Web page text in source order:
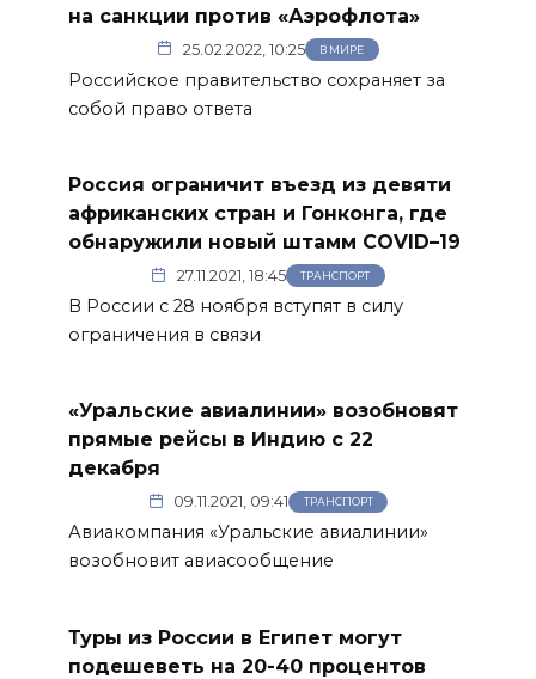
на санкции против «Аэрофлота»
25.02.2022, 10:25 В МИРЕ
Российское правительство сохраняет за
собой право ответа
Россия ограничит въезд из девяти
африканских стран и Гонконга, где
обнаружили новый штамм COVID–19
27.11.2021, 18:45 ТРАНСПОРТ
В России с 28 ноября вступят в силу
ограничения в связи
«Уральские авиалинии» возобновят
прямые рейсы в Индию с 22
декабря
09.11.2021, 09:41 ТРАНСПОРТ
Авиакомпания «Уральские авиалинии»
возобновит авиасообщение
Туры из России в Египет могут
подешеветь на 20-40 процентов